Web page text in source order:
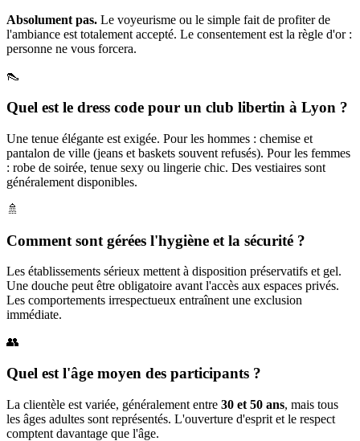
Absolument pas. Le voyeurisme ou le simple fait de profiter de
l'ambiance est totalement accepté. Le consentement est la règle d'or :
personne ne vous forcera.
👠
Quel est le dress code pour un club libertin à Lyon ?
Une tenue élégante est exigée. Pour les hommes : chemise et
pantalon de ville (jeans et baskets souvent refusés). Pour les femmes
: robe de soirée, tenue sexy ou lingerie chic. Des vestiaires sont
généralement disponibles.
🚿
Comment sont gérées l'hygiène et la sécurité ?
Les établissements sérieux mettent à disposition préservatifs et gel.
Une douche peut être obligatoire avant l'accès aux espaces privés.
Les comportements irrespectueux entraînent une exclusion
immédiate.
👥
Quel est l'âge moyen des participants ?
La clientèle est variée, généralement entre 30 et 50 ans, mais tous
les âges adultes sont représentés. L'ouverture d'esprit et le respect
comptent davantage que l'âge.